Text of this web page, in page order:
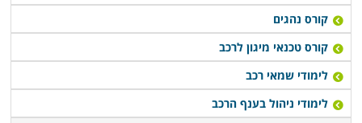
קורס נהגים
קורס טכנאי מיגון לרכב
לימודי שמאי רכב
לימודי ניהול בענף הרכב